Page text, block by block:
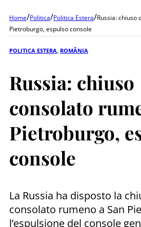
Home/Politica/Politica Estera/Russia: chiuso
Pietroburgo, espulso console
POLITICA ESTERA ROMÂNIA
Russia: chiuso
consolato
Pietroburgo,
console
La Russia ha disposto la
consolato rumeno a San
l’espulsione del console